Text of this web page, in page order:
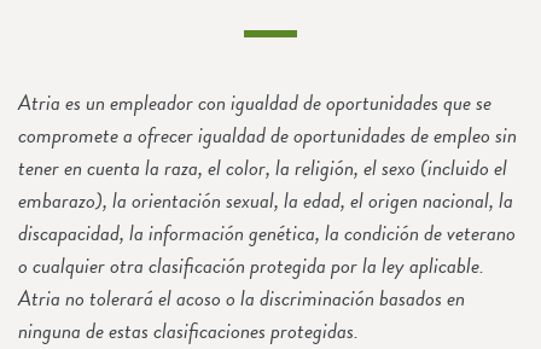
Atria es un empleador con igualdad de oportunidades que se
compromete a ofrecer igualdad de oportunidades de empleo sin
tener en cuenta la raza, el color, la religión, el sexo (incluido el
embarazo), la orientación sexual, la edad, el origen nacional, la
discapacidad, la información genética, la condición de veterano
o cualquier otra clasificación protegida por la ley aplicable.
Atria no tolerará el acoso o la discriminación basados en
ninguna de estas clasificaciones protegidas.